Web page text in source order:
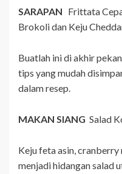
SARAPAN Frittata
Brokoli dan Keju
Buatlah ini di akhir
tips yang mudah
dalam resep.
MAKAN SIANG Salad
Keju feta asin, cranberry
menjadi hidangan salad